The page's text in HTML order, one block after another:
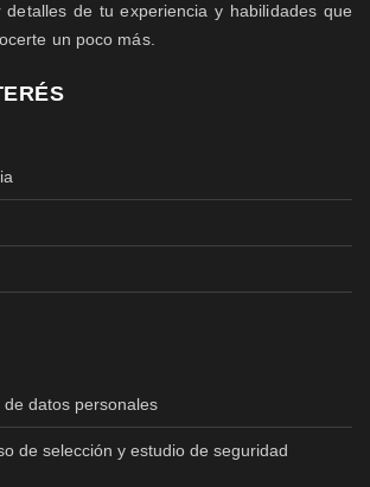
detalles de tu experiencia y habilidades que
un poco más.
datos personales
de selección y estudio de seguridad